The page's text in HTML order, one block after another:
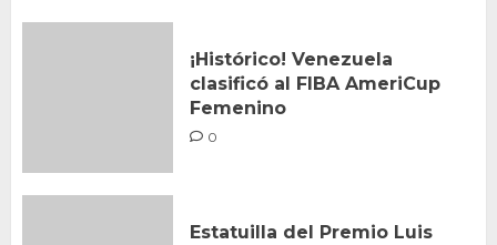
¡Histórico! Venezuela
clasificó al FIBA AmeriCup
Femenino
0
Estatuilla del Premio Luis